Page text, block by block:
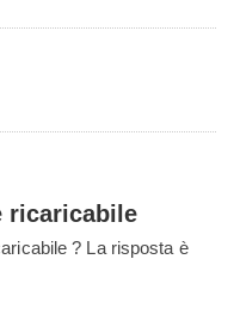
ricaricabile
? La risposta è